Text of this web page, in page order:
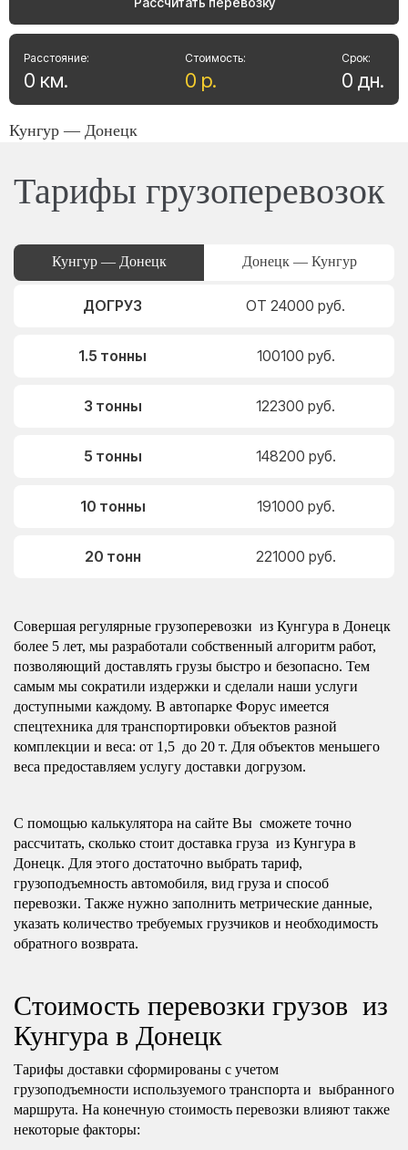
Стоимость:
0 р.
Расстояние:
0 км.
Срок:
0 дн.
Кунгур — Донецк
Тарифы грузоперевозок
Кунгур — Донецк Донецк — Кунгур
ДОГРУЗ ОТ 24000 руб.
1.5 тонны 100100 руб.
3 тонны 122300 руб.
5 тонны 148200 руб.
10 тонны 191000 руб.
20 тонн 221000 руб.
Совершая регулярные грузоперевозки из Кунгура в Донецк
более 5 лет, мы разработали собственный алгоритм работ,
позволяющий доставлять грузы быстро и безопасно. Тем
самым мы сократили издержки и сделали наши услуги
доступными каждому. В автопарке Форус имеется
спецтехника для транспортировки объектов разной
комплекции и веса: от 1,5 до 20 т. Для объектов меньшего
веса предоставляем услугу доставки догрузом.
С помощью калькулятора на сайте Вы сможете точно
рассчитать, сколько стоит доставка груза из Кунгура в
Донецк. Для этого достаточно выбрать тариф,
грузоподъемность автомобиля, вид груза и способ
перевозки. Также нужно заполнить метрические данные,
указать количество требуемых грузчиков и необходимость
обратного возврата.
Стоимость перевозки грузов из
Кунгура в Донецк
Тарифы доставки сформированы с учетом
грузоподъемности используемого транспорта и выбранного
маршрута. На конечную стоимость перевозки влияют также
некоторые факторы: